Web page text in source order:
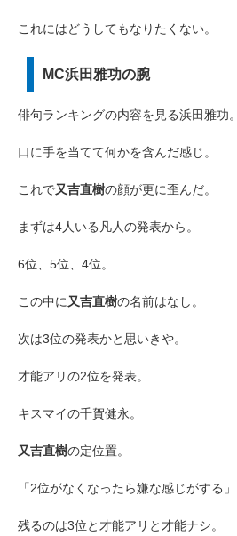
これにはどうしてもなりたくない。
MC浜田雅功の腕
俳句ランキングの内容を見る浜田雅功
口に手を当てて何かを含んだ感じ。
これで又吉直樹の顔が更に歪んだ。
まずは4人いる凡人の発表から。
6位、5位、4位。
この中に又吉直樹の名前はなし。
次は3位の発表かと思いきや。
才能アリの2位を発表。
キスマイの千賀健永。
又吉直樹の定位置。
「2位がなくなったら嫌な感じがする」
残るのは3位と才能アリと才能ナシ。